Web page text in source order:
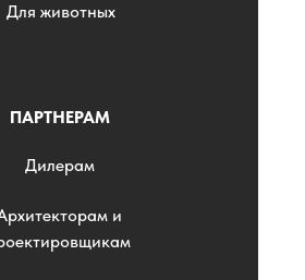
ПАРТНЕРАМ
и
Дилерам
Для животных